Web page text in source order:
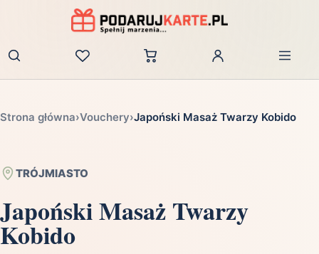
Zaloguj
Strona główna›Vouchery›Japoński Masaż Twarzy Kobido
TRÓJMIASTO
Japoński Masaż Twarzy
Kobido